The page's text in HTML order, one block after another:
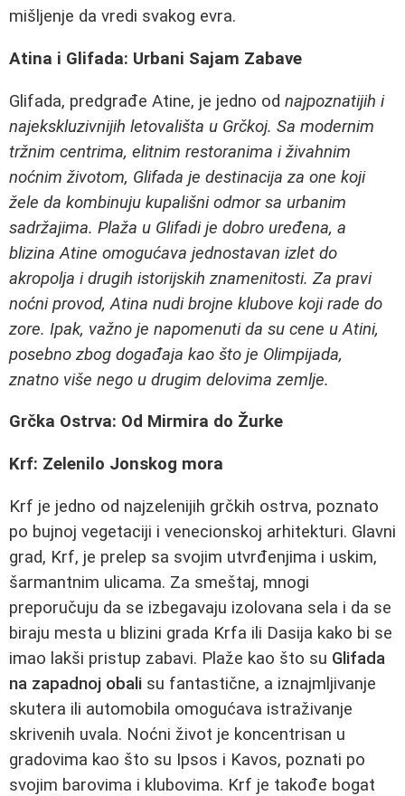
mišljenje da vredi svakog evra.
Atina i Glifada: Urbani Sajam Zabave
Glifada, predgrađe Atine, je jedno od najpoznatijih i
najekskluzivnijih letovališta u Grčkoj. Sa modernim
tržnim centrima, elitnim restoranima i živahnim
noćnim životom, Glifada je destinacija za one koji
žele da kombinuju kupališni odmor sa urbanim
sadržajima. Plaža u Glifadi je dobro uređena, a
blizina Atine omogućava jednostavan izlet do
akropolja i drugih istorijskih znamenitosti. Za pravi
noćni provod, Atina nudi brojne klubove koji rade do
zore. Ipak, važno je napomenuti da su cene u Atini,
posebno zbog događaja kao što je Olimpijada,
znatno više nego u drugim delovima zemlje.
Grčka Ostrva: Od Mirmira do Žurke
Krf: Zelenilo Jonskog mora
Krf je jedno od najzelenijih grčkih ostrva, poznato
po bujnoj vegetaciji i venecionskoj arhitekturi. Glavni
grad, Krf, je prelep sa svojim utvrđenjima i uskim,
šarmantnim ulicama. Za smeštaj, mnogi
preporučuju da se izbegavaju izolovana sela i da se
biraju mesta u blizini grada Krfa ili Dasija kako bi se
imao lakši pristup zabavi. Plaže kao što su Glifada
na zapadnoj obali su fantastične, a iznajmljivanje
skutera ili automobila omogućava istraživanje
skrivenih uvala. Noćni život je koncentrisan u
gradovima kao što su Ipsos i Kavos, poznati po
svojim barovima i klubovima. Krf je takođe bogat